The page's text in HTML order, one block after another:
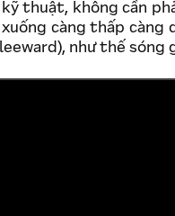
kỹ thuật, không cần
càng thấp càng
như thế sóng